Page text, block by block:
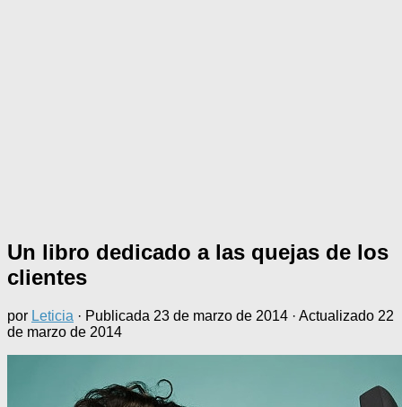
Un libro dedicado a las quejas de los
clientes
por Leticia · Publicada 23 de marzo de 2014 · Actualizado 22
de marzo de 2014